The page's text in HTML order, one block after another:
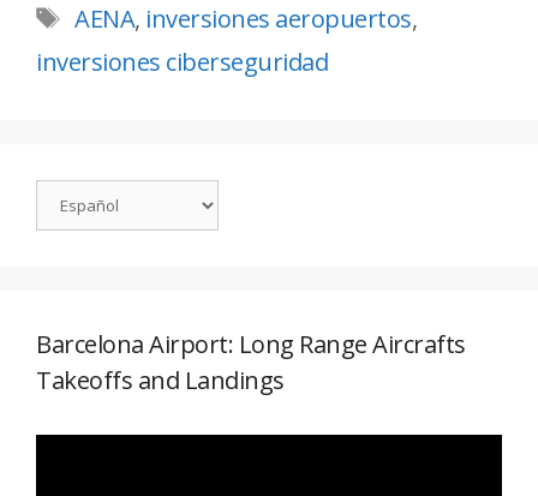
AENA, inversiones aeropuertos,
inversiones ciberseguridad
Barcelona Airport: Long Range Aircrafts
Takeoffs and Landings